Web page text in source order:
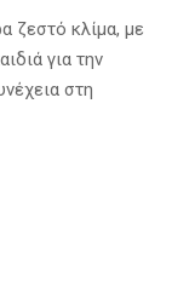
ζεστό κλίμα, με
για την
στη